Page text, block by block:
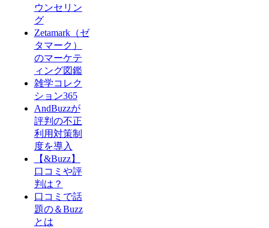
ウンセリン
グ
Zetamark（ゼ
タマーク）
のマーケテ
ィング図鑑
雑学コレク
ション365
AndBuzzが
評判の不正
利用対策制
度を導入
【&Buzz】
口コミや評
判は？
口コミで話
題の＆Buzz
とは